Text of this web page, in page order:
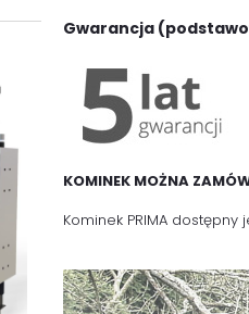
Gwarancja
KOMINEK MOŻNA
Kominek PRIMA dostępny